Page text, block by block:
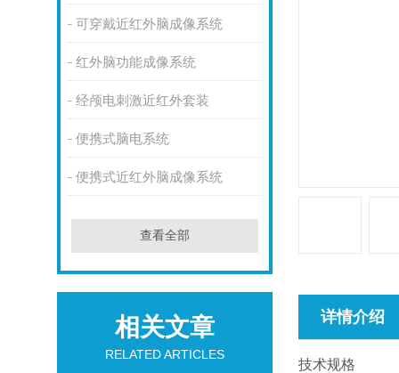
可穿戴近红外脑成像系统
红外脑功能成像系统
经颅电刺激近红外套装
便携式脑电系统
便携式近红外脑成像系统
查看全部
相关文章
RELATED ARTICLES
详情介绍
技术规格